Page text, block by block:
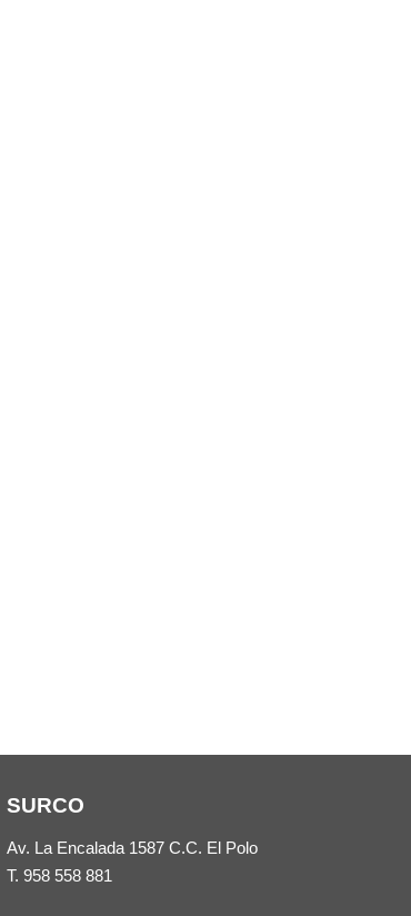
SURCO
Av. La Encalada 1587 C.C. El Polo
T. 958 558 881